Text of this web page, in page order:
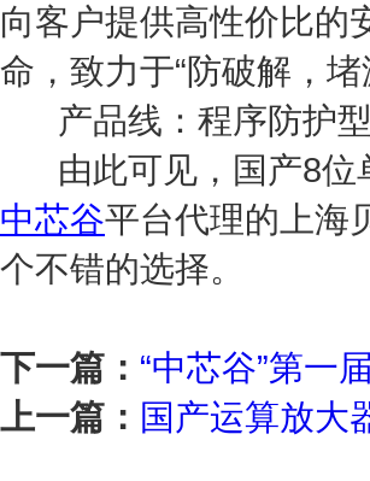
向客户提供高性价比的
命，致力于“防破解，
产品线：程序防护型
由此可见，国产8位
中芯谷平台代理的上海
个不错的选择。
下一篇： “中芯谷”第一
上一篇： 国产运算放大